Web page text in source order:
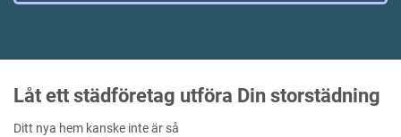
Låt ett städföretag utföra Din storstädning
Ditt nya hem kanske inte är så